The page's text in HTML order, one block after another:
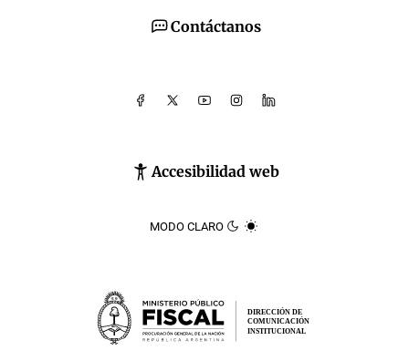
Contáctanos
Accesibilidad web
MODO CLARO
DIRECCIÓN DE
COMUNICACIÓN
INSTITUCIONAL